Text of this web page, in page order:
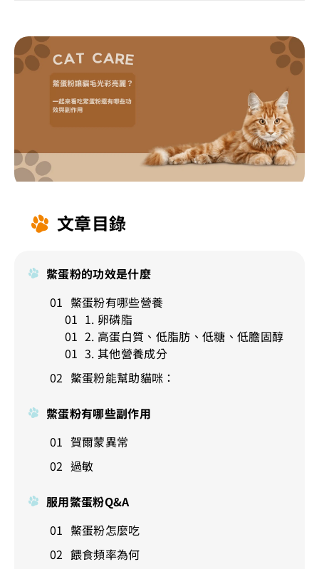
文章目錄
鱉蛋粉的功效是什麼
鱉蛋粉有哪些營養
1. 卵磷脂
2. 高蛋白質、低脂肪、低糖、低膽固醇
3. 其他營養成分
鱉蛋粉能幫助貓咪：
鱉蛋粉有哪些副作用
賀爾蒙異常
過敏
服用鱉蛋粉Q&A
鱉蛋粉怎麼吃
餵食頻率為何